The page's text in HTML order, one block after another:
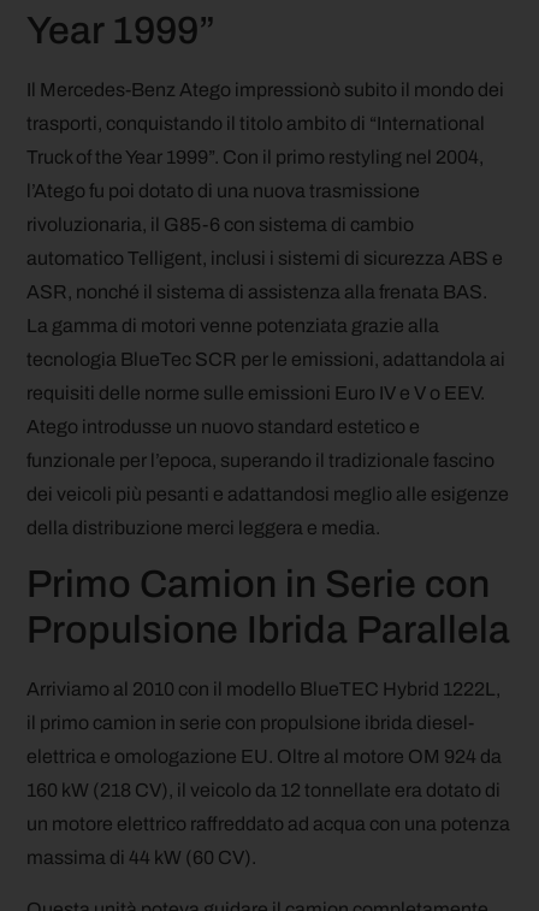
Year 1999”
Il Mercedes-Benz Atego impressionò subito il mondo dei
trasporti, conquistando il titolo ambito di “International
Truck of the Year 1999”. Con il primo restyling nel 2004,
l’Atego fu poi dotato di una nuova trasmissione
rivoluzionaria, il G85-6 con sistema di cambio
automatico Telligent, inclusi i sistemi di sicurezza ABS e
ASR, nonché il sistema di assistenza alla frenata BAS.
La gamma di motori venne potenziata grazie alla
tecnologia BlueTec SCR per le emissioni, adattandola ai
requisiti delle norme sulle emissioni Euro IV e V o EEV.
Atego introdusse un nuovo standard estetico e
funzionale per l’epoca, superando il tradizionale fascino
dei veicoli più pesanti e adattandosi meglio alle esigenze
della distribuzione merci leggera e media.
Primo Camion in Serie con
Propulsione Ibrida Parallela
Arriviamo al 2010 con il modello BlueTEC Hybrid 1222L,
il primo camion in serie con propulsione ibrida diesel-
elettrica e omologazione EU. Oltre al motore OM 924 da
160 kW (218 CV), il veicolo da 12 tonnellate era dotato di
un motore elettrico raffreddato ad acqua con una potenza
massima di 44 kW (60 CV).